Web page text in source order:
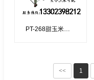
PT-268甜玉米脱粒机
<< 1